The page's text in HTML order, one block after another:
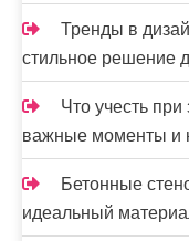
Тренды в
стильное решение
Что учесть при
важные моменты и
Бетонные
идеальный